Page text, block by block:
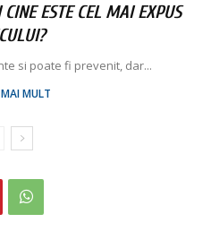
ESTE CEL MAI EXPUS
si poate fi prevenit, dar...
MULT